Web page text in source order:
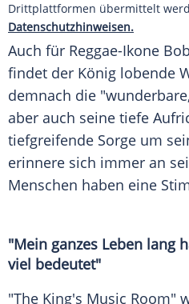
Drittplattformen übermittelt
Datenschutzhinweisen.
Auch für Reggae-Ikone
findet der König lobende
demnach die
aber auch seine tiefe
tiefgreifende Sorge um
erinnere sich immer an
Menschen haben eine
"Mein ganzes Leben lang
viel bedeutet"
"The King's Music Room"